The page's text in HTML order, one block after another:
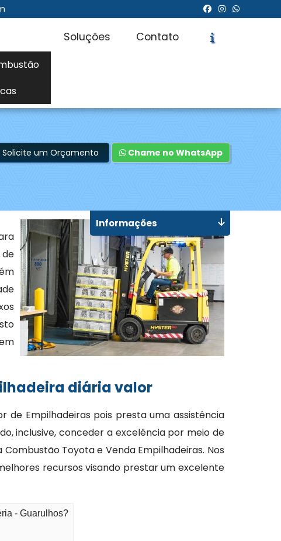
Soluções Contato
Solicite um Orçamento Chame no WhatsApp
diária valor
de Empilhadeiras pois presta uma assistência
inclusive, conceder a excelência por meio de
Toyota e Venda Empilhadeiras. Nos
recursos visando prestar um excelente
- Guarulhos?
Informações